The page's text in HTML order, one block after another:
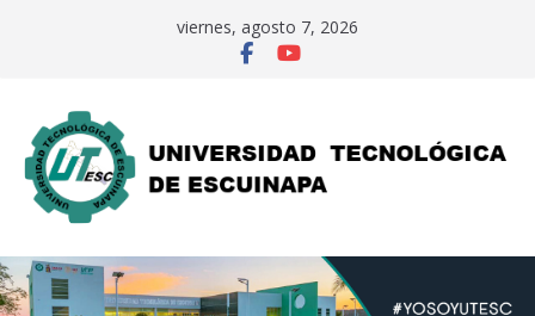
viernes, agosto 7, 2026